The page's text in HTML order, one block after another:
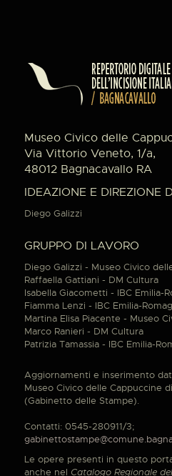
Museo Civico delle
Via Vittorio Veneto, 1/a,
48012 Bagnacavallo RA
IDEAZIONE E DIREZIONE
Diego Galizzi
GRUPPO DI LAVORO
Diego Galizzi - Museo Civico
Raffaella Gattiani - DM Cultura
Isabella Giacometti - IBC Emilia-
Fiamma Lenzi - IBC Emilia-
Martina Elisa Piacente - Museo
Marco Ranieri - DM Cultura
Patrizia Tamassia - IBC Emilia-
Aggiornamenti e inserimento
Museo Civico delle Cappuccine
(Gabinetto delle Stampe).
Contatti: 0545-280911/3;
Le opere presenti in questo
anche nel Catalogo Regionale